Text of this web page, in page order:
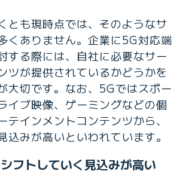
とも現時点では、そのようなサ
くありません。企業に5G対応端
する際には、自社に必要なサー
ツが提供されているかどうかを
大切です。なお、5Gではスポー
イブ映像、ゲーミングなどの個
テインメントコンテンツから、
込みが高いといわれています。
フトしていく見込みが高い